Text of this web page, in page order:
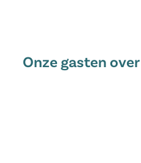
Onze gasten